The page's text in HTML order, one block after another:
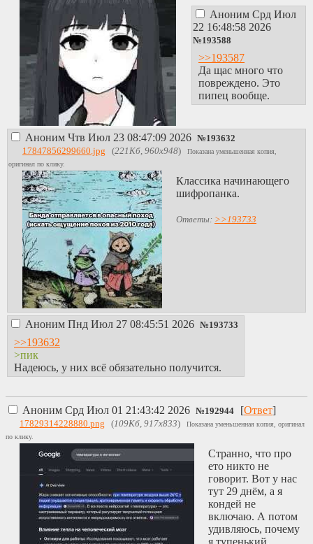
Аноним Срд Июл
22 16:48:58 2026
№193588
>>193587
Да щас много что
повреждено. Это
пипец вообще.
Аноним Чтв Июл 23 08:47:09 2026 №193632
17847856299660.jpg (221Кб, 960x948)
Показана уменьшенная копия,
оригинал по клику.
Классика начинающего
шифропанка.
Ответы: >>193733
Аноним Пнд Июл 27 08:45:51 2026 №193733
>>193632
>пик
Надеюсь, у них всё обязательно получится.
Аноним Срд Июл 01 21:43:42 2026 №192944 [Ответ]
17829314228880.png (109Кб, 917x833)
Показана уменьшенная копия, оригинал
по клику.
Странно, что про
ето никто не
говорит. Вот у нас
тут 29 днём, а я
кондей не
включаю. А потом
удивляюсь, почему
я тупенький.